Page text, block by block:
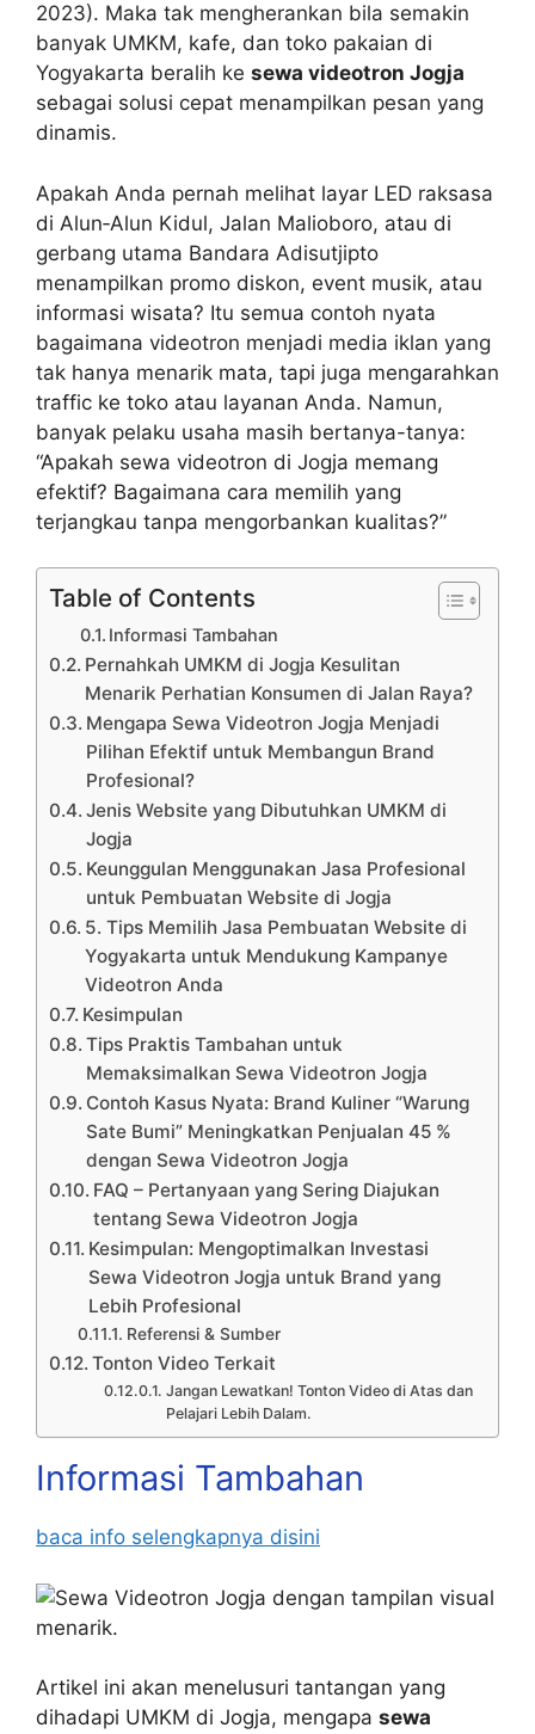
2023). Maka tak mengherankan bila semakin
banyak UMKM, kafe, dan toko pakaian di
Yogyakarta beralih ke sewa videotron Jogja
sebagai solusi cepat menampilkan pesan yang
dinamis.
Apakah Anda pernah melihat layar LED raksasa
di Alun‑Alun Kidul, Jalan Malioboro, atau di
gerbang utama Bandara Adisutjipto
menampilkan promo diskon, event musik, atau
informasi wisata? Itu semua contoh nyata
bagaimana videotron menjadi media iklan yang
tak hanya menarik mata, tapi juga mengarahkan
traffic ke toko atau layanan Anda. Namun,
banyak pelaku usaha masih bertanya-tanya:
“Apakah sewa videotron di Jogja memang
efektif? Bagaimana cara memilih yang
terjangkau tanpa mengorbankan kualitas?”
Table of Contents
Informasi Tambahan
Pernahkah UMKM di Jogja Kesulitan
Menarik Perhatian Konsumen di Jalan Raya?
Mengapa Sewa Videotron Jogja Menjadi
Pilihan Efektif untuk Membangun Brand
Profesional?
Jenis Website yang Dibutuhkan UMKM di
Jogja
Keunggulan Menggunakan Jasa Profesional
untuk Pembuatan Website di Jogja
5. Tips Memilih Jasa Pembuatan Website di
Yogyakarta untuk Mendukung Kampanye
Videotron Anda
Kesimpulan
Tips Praktis Tambahan untuk
Memaksimalkan Sewa Videotron Jogja
Contoh Kasus Nyata: Brand Kuliner “Warung
Sate Bumi” Meningkatkan Penjualan 45 %
dengan Sewa Videotron Jogja
FAQ – Pertanyaan yang Sering Diajukan
tentang Sewa Videotron Jogja
Kesimpulan: Mengoptimalkan Investasi
Sewa Videotron Jogja untuk Brand yang
Lebih Profesional
Referensi & Sumber
Tonton Video Terkait
Jangan Lewatkan! Tonton Video di Atas dan
Pelajari Lebih Dalam.
Informasi Tambahan
baca info selengkapnya disini
Artikel ini akan menelusuri tantangan yang
dihadapi UMKM di Jogja, mengapa sewa